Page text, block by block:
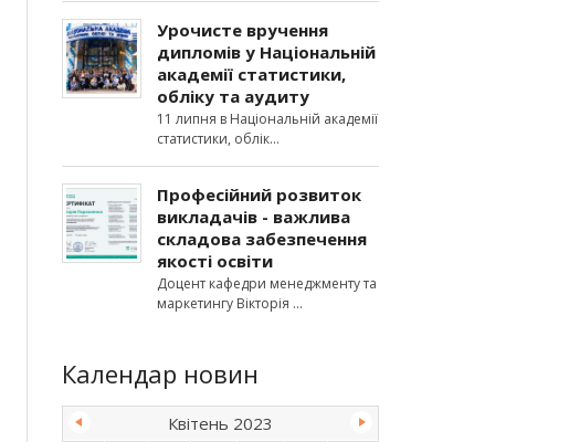
Урочисте вручення
дипломів у Національній
академії статистики,
обліку та аудиту
11 липня в Національній академії
статистики, облік
Професійний розвиток
викладачів - важлива
складова забезпечення
якості освіти
Доцент кафедри менеджменту та
маркетингу Вікторія
Календар новин
Квітень 2023